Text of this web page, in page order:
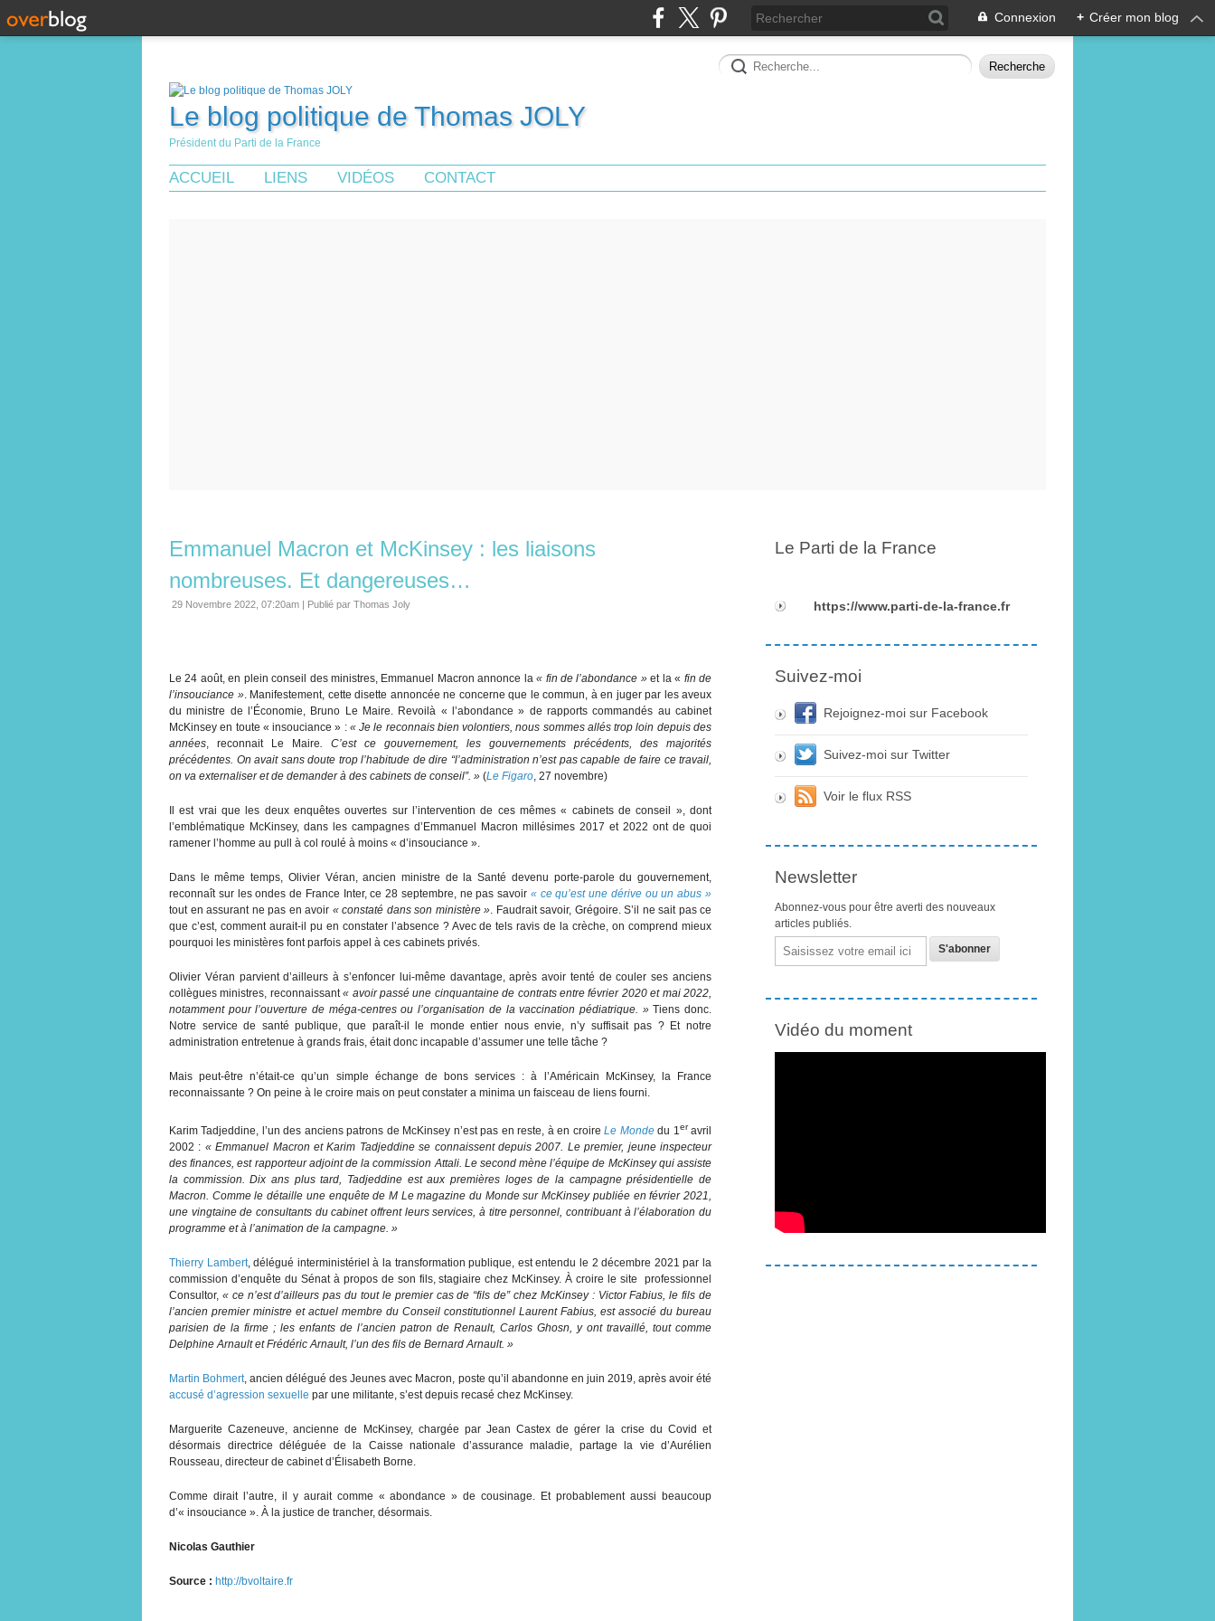
Connexion + Créer mon blog
Le blog politique de Thomas JOLY
Président du Parti de la France
ACCUEIL LIENS VIDÉOS CONTACT
Emmanuel Macron et McKinsey : les liaisons
nombreuses. Et dangereuses…
29 Novembre 2022, 07:20am | Publié par Thomas Joly
Le 24 août, en plein conseil des ministres, Emmanuel Macron annonce la« fin de l’abondance »et la « fin de
l’insouciance ». Manifestement, cette disette annoncée ne concerne que le commun, à en juger par les aveux
du ministre de l’Économie, Bruno Le Maire. Revoilà « l’abondance » de rapports commandés au cabinet
McKinsey en toute « insouciance » : « Je le reconnais bien volontiers, nous sommes allés trop loin depuis des
années, reconnait Le Maire. C’est ce gouvernement, les gouvernements précédents, des majorités
précédentes. On avait sans doute trop l’habitude de dire “l’administration n’est pas capable de faire ce travail,
on va externaliser et de demander à des cabinets de conseil”. » (Le Figaro, 27 novembre)
Il est vrai que les deux enquêtes ouvertes sur l’intervention de ces mêmes « cabinets de conseil », dont
l’emblématique McKinsey, dans les campagnes d’Emmanuel Macron millésimes 2017 et 2022 ont de quoi
ramener l’homme au pull à col roulé à moins « d’insouciance ».
Dans le même temps, Olivier Véran, ancien ministre de la Santé devenu porte-parole du gouvernement,
reconnaît sur les ondes de France Inter, ce 28 septembre, ne pas savoir « ce qu’est une dérive ou un abus »
tout en assurant ne pas en avoir « constaté dans son ministère ». Faudrait savoir, Grégoire. S’il ne sait pas ce
que c’est, comment aurait-il pu en constater l’absence ? Avec de tels ravis de la crèche, on comprend mieux
pourquoi les ministères font parfois appel à ces cabinets privés.
Olivier Véran parvient d’ailleurs à s’enfoncer lui-même davantage, après avoir tenté de couler ses anciens
collègues ministres, reconnaissant« avoir passé une cinquantaine de contrats entre février 2020 et mai 2022,
notamment pour l’ouverture de méga-centres ou l’organisation de la vaccination pédiatrique. »Tiens donc.
Notre service de santé publique, que paraît-il le monde entier nous envie, n’y suffisait pas ? Et notre
administration entretenue à grands frais, était donc incapable d’assumer une telle tâche ?
Mais peut-être n’était-ce qu’un simple échange de bons services : à l’Américain McKinsey, la France
reconnaissante ? On peine à le croire mais on peut constater a minima un faisceau de liens fourni.
Karim Tadjeddine, l’un des anciens patrons de McKinsey n’est pas en reste, à en croireLe Mondedu 1eravril
2002 : « Emmanuel Macron et Karim Tadjeddine se connaissent depuis 2007. Le premier, jeune inspecteur
des finances, est rapporteur adjoint de la commission Attali. Le second mène l’équipe de McKinsey qui assiste
la commission. Dix ans plus tard, Tadjeddine est aux premières loges de la campagne présidentielle de
Macron. Comme le détaille une enquête de M Le magazine du Monde sur McKinsey publiée en février 2021,
une vingtaine de consultants du cabinet offrent leurs services, à titre personnel, contribuant à l’élaboration du
programme et à l’animation de la campagne. »
Thierry Lambert, délégué interministériel à la transformation publique, est entendu le 2 décembre 2021 par la
commission d’enquête du Sénat à propos de son fils, stagiaire chez McKinsey. À croire le site professionnel
Consultor, « ce n’est d’ailleurs pas du tout le premier cas de “fils de” chez McKinsey : Victor Fabius, le fils de
l’ancien premier ministre et actuel membre du Conseil constitutionnel Laurent Fabius, est associé du bureau
parisien de la firme ; les enfants de l’ancien patron de Renault, Carlos Ghosn, y ont travaillé, tout comme
Delphine Arnault et Frédéric Arnault, l’un des fils de Bernard Arnault. »
Martin Bohmert, ancien délégué des Jeunes avec Macron, poste qu’il abandonne en juin 2019, après avoir été
accusé d’agression sexuelle par une militante, s’est depuis recasé chez McKinsey.
Marguerite Cazeneuve, ancienne de McKinsey, chargée par Jean Castex de gérer la crise du Covid et
désormais directrice déléguée de la Caisse nationale d’assurance maladie, partage la vie d’Aurélien
Rousseau, directeur de cabinet d’Élisabeth Borne.
Comme dirait l’autre, il y aurait comme « abondance » de cousinage. Et probablement aussi beaucoup
d’« insouciance ». À la justice de trancher, désormais.
Nicolas Gauthier
Source : http://bvoltaire.fr
Le Parti de la France
https://www.parti-de-la-france.fr
Suivez-moi
Rejoignez-moi sur Facebook
Suivez-moi sur Twitter
Voir le flux RSS
Newsletter
Abonnez-vous pour être averti des nouveaux
articles publiés.
Email
Vidéo du moment